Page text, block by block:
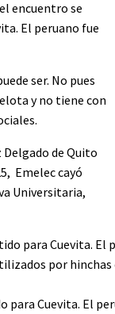
encuentro se
El peruano fue
ser. No pues
y no tiene con
de Quito
Emelec cayó
Universitaria,
para Cuevita. El